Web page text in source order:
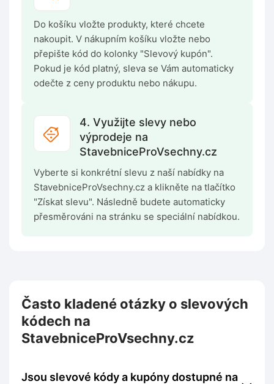
Do košíku vložte produkty, které chcete
nakoupit. V nákupním košíku vložte nebo
přepište kód do kolonky "Slevový kupón".
Pokud je kód platný, sleva se Vám automaticky
odečte z ceny produktu nebo nákupu.
4. Využijte slevy nebo
výprodeje na
StavebniceProVsechny.cz
Vyberte si konkrétní slevu z naší nabídky na
StavebniceProVsechny.cz a klikněte na tlačítko
"Získat slevu". Následně budete automaticky
přesměrováni na stránku se speciální nabídkou.
Často kladené otázky o slevových
kódech na
StavebniceProVsechny.cz
Jsou slevové kódy a kupóny dostupné na